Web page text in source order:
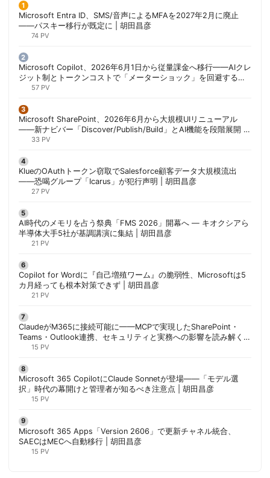
Microsoft Entra ID、SMS/音声によるMFAを2027年2月に廃止
——パスキー移行が既定に | 胡田昌彦
74 PV
Microsoft Copilot、2026年6月1日から従量課金へ移行——AIクレ
ジット制とトークンコストで「メーターショック」を回避する方
法 | 胡田昌彦
57 PV
Microsoft SharePoint、2026年6月から大規模UIリニューアル
——新ナビバー「Discover/Publish/Build」とAI機能を段階展開 |
胡田昌彦
33 PV
KlueのOAuthトークン窃取でSalesforce顧客データ大規模流出
——恐喝グループ「Icarus」が犯行声明 | 胡田昌彦
27 PV
AI時代のメモリを占う祭典「FMS 2026」開幕へ ― キオクシアら
半導体大手5社が基調講演に集結 | 胡田昌彦
21 PV
Copilot for Wordに『自己増殖ワーム』の脆弱性、Microsoftは5
カ月経っても根本対策できず | 胡田昌彦
21 PV
ClaudeがM365に接続可能に——MCPで実現したSharePoint・
Teams・Outlook連携、セキュリティと実務への影響を読み解く |
胡田昌彦
15 PV
Microsoft 365 CopilotにClaude Sonnetが登場——「モデル選
択」時代の幕開けと管理者が知るべき注意点 | 胡田昌彦
15 PV
Microsoft 365 Apps「Version 2606」で更新チャネル統合、
SAECはMECへ自動移行 | 胡田昌彦
15 PV